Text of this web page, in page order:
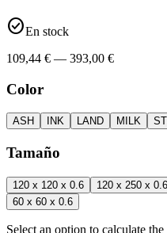
check_circleEn stock
109,44 € — 393,00 €
Color
ASH INK LAND MILK
Tamaño
120 x 120 x 0.6 120 x 250 x 0.6
60 x 60 x 0.6
Select an option to calculate the